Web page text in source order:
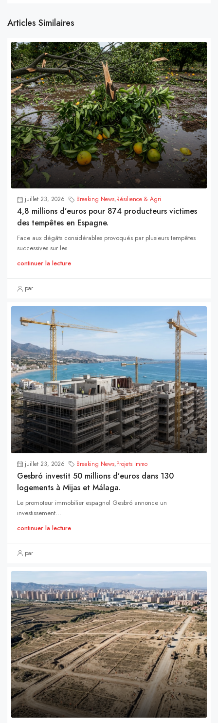
Articles Similaires
juillet 23, 2026 Breaking News,Résilience & Agri
4,8 millions d’euros pour 874 producteurs victimes
des tempêtes en Espagne.
Face aux dégâts considérables provoqués par plusieurs tempêtes
successives sur les...
continuer la lecture
par
juillet 23, 2026 Breaking News,Projets Immo
Gesbró investit 50 millions d’euros dans 130
logements à Mijas et Málaga.
Le promoteur immobilier espagnol Gesbró annonce un
investissement...
continuer la lecture
par